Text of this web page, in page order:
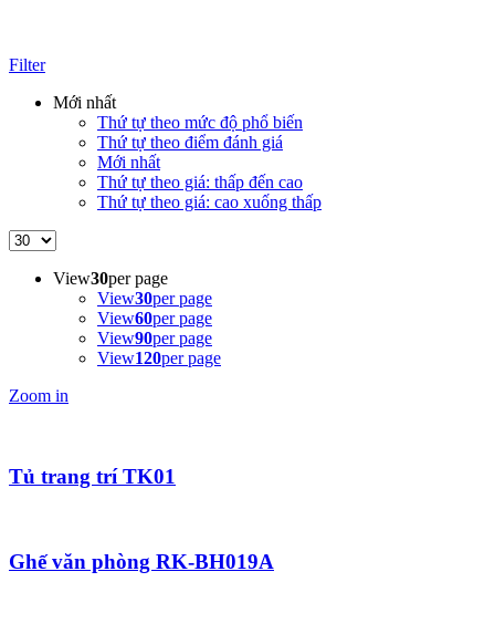
Filter
Mới nhất
Thứ tự theo mức độ phổ biến
Thứ tự theo điểm đánh giá
Mới nhất
Thứ tự theo giá: thấp đến cao
Thứ tự theo giá: cao xuống thấp
View30per page
View30per page
View60per page
View90per page
View120per page
Zoom in
Tủ trang trí TK01
Ghế văn phòng RK-BH019A